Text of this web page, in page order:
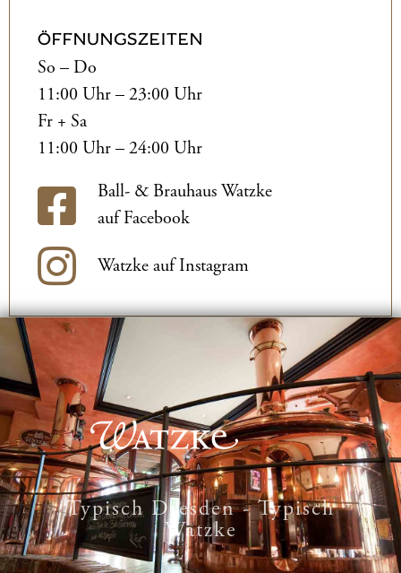
ÖFFNUNGSZEITEN
So – Do
11:00 Uhr – 23:00 Uhr
Fr + Sa
11:00 Uhr – 24:00 Uhr
Ball- & Brauhaus Watzke
auf Facebook
Watzke auf Instagram
Typisch Dresden - Typisch
Watzke